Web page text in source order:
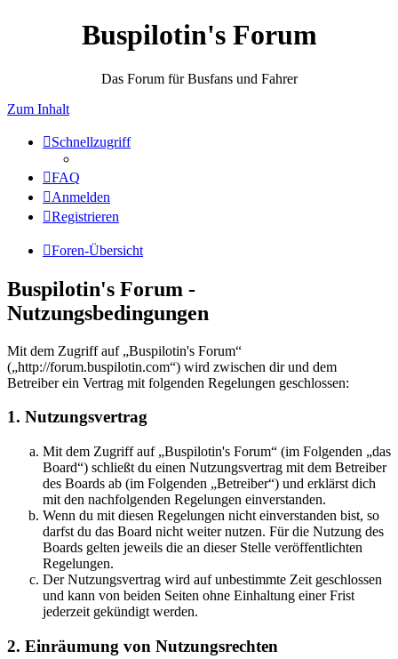
Buspilotin's Forum
Das Forum für Busfans und Fahrer
Zum Inhalt
Schnellzugriff
FAQ
Anmelden
Registrieren
Foren-Übersicht
Buspilotin's Forum -
Nutzungsbedingungen
Mit dem Zugriff auf „Buspilotin's Forum“
(„http://forum.buspilotin.com“) wird zwischen dir und dem
Betreiber ein Vertrag mit folgenden Regelungen geschlossen:
1. Nutzungsvertrag
Mit dem Zugriff auf „Buspilotin's Forum“ (im Folgenden „das
Board“) schließt du einen Nutzungsvertrag mit dem Betreiber
des Boards ab (im Folgenden „Betreiber“) und erklärst dich
mit den nachfolgenden Regelungen einverstanden.
Wenn du mit diesen Regelungen nicht einverstanden bist, so
darfst du das Board nicht weiter nutzen. Für die Nutzung des
Boards gelten jeweils die an dieser Stelle veröffentlichten
Regelungen.
Der Nutzungsvertrag wird auf unbestimmte Zeit geschlossen
und kann von beiden Seiten ohne Einhaltung einer Frist
jederzeit gekündigt werden.
2. Einräumung von Nutzungsrechten